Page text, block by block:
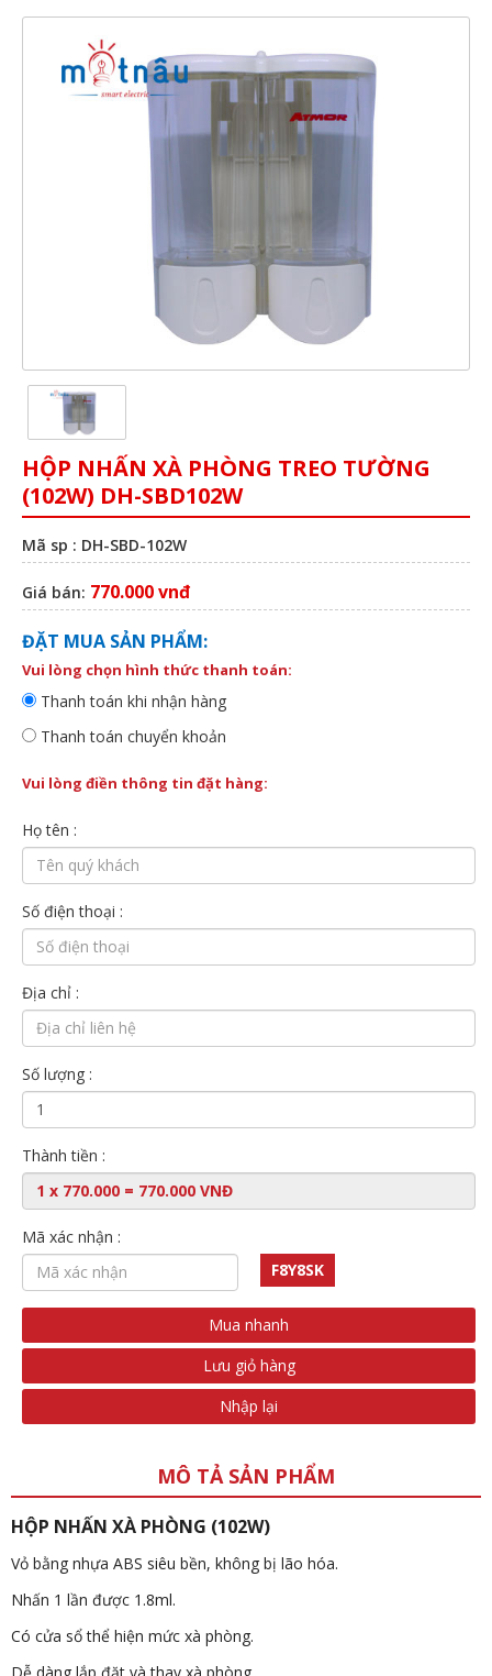
HỘP NHẤN XÀ PHÒNG TREO TƯỜNG
(102W) DH-SBD102W
Mã sp : DH-SBD-102W
Giá bán: 770.000 vnđ
ĐẶT MUA SẢN PHẨM:
Vui lòng chọn hình thức thanh toán:
Thanh toán khi nhận hàng
Thanh toán chuyển khoản
Vui lòng điền thông tin đặt hàng:
Họ tên :
Số điện thoại :
Địa chỉ :
Số lượng :
Thành tiền :
Mã xác nhận :
F8Y8SK
Mua nhanh
Lưu giỏ hàng
Nhập lại
MÔ TẢ SẢN PHẨM
HỘP NHẤN XÀ PHÒNG (102W)
Vỏ bằng nhựa ABS siêu bền, không bị lão hóa.
Nhấn 1 lần được 1.8ml.
Có cửa sổ thể hiện mức xà phòng.
Dễ dàng lắp đặt và thay xà phòng.